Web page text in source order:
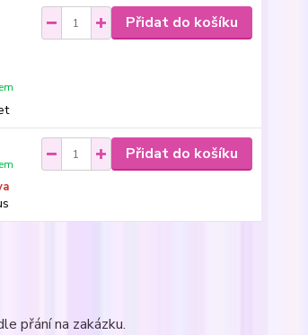
Přidat do košíku
Přidat do košíku
přání na zakázku.